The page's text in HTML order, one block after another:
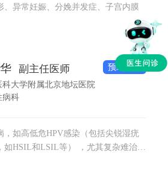
、异常妊娠、分娩并发症、子宫内膜
副主任医师
科大学附属北京地坛医院
病科
预约挂号
，如高低危HPV感染（包括尖锐湿疣
如HSIL和LSIL等） ，尤其复杂难治及